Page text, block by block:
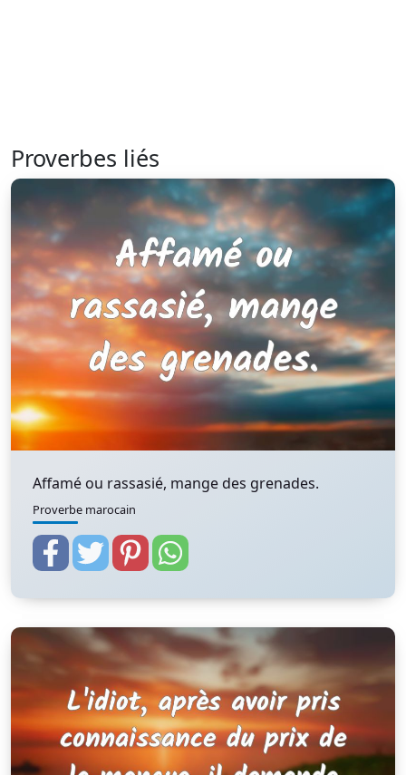
Proverbes liés
Affamé ou rassasié, mange des grenades.
Proverbe marocain